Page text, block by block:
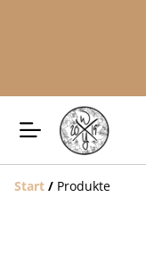
Start / Produkte